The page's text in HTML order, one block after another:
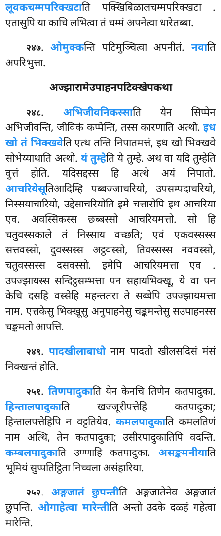
लूवकचम्मपरिक्खटाति पक्खिबिळालचम्मपरिक्खटा .
एतासुपि या काचि लभित्वा तं चम्मं अपनेत्वा धारेतब्बा.
२४७.ओमुक्कन्ति पटिमुञ्चित्वा अपनीतं. नवाति
अपरिभुत्ता.
अज्झारामेउपाहनपटिक्खेपकथा
२४८. अभिजीवनिकस्साति येन सिप्पेन
अभिजीवन्ति, जीविकं कप्पेन्ति, तस्स कारणाति अत्थो. इध
खो तं भिक्खवेति एत्थ तन्ति निपातमत्तं, इध खो भिक्खवे
सोभेय्याथाति अत्थो. यं तुम्हेति ये तुम्हे. अथ वा यदि तुम्हेति
वुत्तं होति. यदिसद्दस्स हि अत्थे अयं निपातो.
आचरियेसूतिआदिम्हि पब्बज्जाचरियो, उपसम्पदाचरियो,
निस्सयाचारियो, उद्देसाचरियोति इमे चत्तारोपि इध आचरिया
एव. अवस्सिकस्स छब्बस्सो आचरियमत्तो. सो हि
चतुवस्सकाले तं निस्साय वच्छति; एवं एकवस्सस्स
सत्तवस्सो, दुवस्सस्स अट्ठवस्सो, तिवस्सस्स नववस्सो,
चतुवस्सस्स दसवस्सो. इमेपि आचरियमत्ता एव .
उपज्झायस्स सन्दिट्ठसम्भत्ता पन सहायभिक्खू, ये वा पन
केचि दसहि वस्सेहि महन्ततरा ते सब्बेपि उपज्झायमत्ता
नाम. एत्तकेसु भिक्खूसु अनुपाहनेसु चङ्कमन्तेसु सउपाहनस्स
चङ्कमतो आपत्ति.
२४९.पादखीलाबाधोनाम पादतो खीलसदिसं मंसं
निक्खन्तं होति.
२५१. तिणपादुकाति येन केनचि तिणेन कतपादुका.
हिन्तालपादुकाति खज्जूरीपत्तेहि कतपादुका;
हिन्तालपत्तेहिपि न वट्टतियेव. कमलपादुकाति कमलतिणं
नाम अत्थि, तेन कतपादुका; उसीरपादुकातिपि वदन्ति.
कम्बलपादुकाति उण्णाहि कतपादुका. असङ्कमनीयाति
भूमियं सुप्पतिट्ठिता निच्चला असंहारिया.
२५२.अङ्गजातं छुपन्तीति अङ्गजातेनेव अङ्गजातं
छुपन्ति. ओगाहेत्वा मारेन्तीति अन्तो उदके दळ्हं गहेत्वा
मारेन्ति.